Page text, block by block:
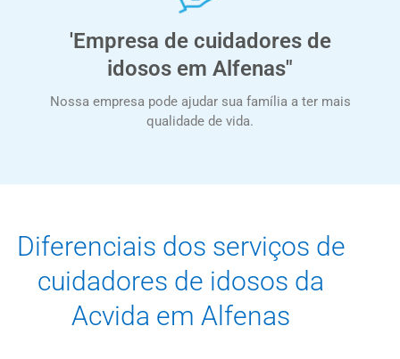
'Empresa de cuidadores de
idosos em Alfenas"
Nossa empresa pode ajudar sua família a ter mais
qualidade de vida.
Diferenciais dos serviços de
cuidadores de idosos da
Acvida em Alfenas